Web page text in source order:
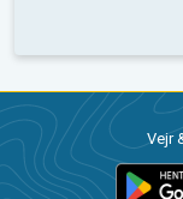
Vejr